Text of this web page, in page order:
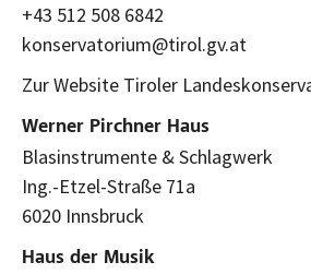
+43 512 508 6842
konservatorium@tirol.gv.at
Zur Website Tiroler
Werner Pirchner Haus
Blasinstrumente & Schlagwerk
Ing.-Etzel-Straße 71a
6020 Innsbruck
Haus der Musik